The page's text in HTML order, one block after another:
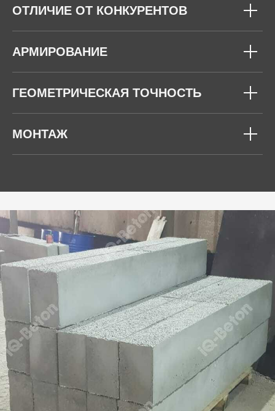
ОТЛИЧИЕ ОТ КОНКУРЕНТОВ
АРМИРОВАНИЕ
ГЕОМЕТРИЧЕСКАЯ ТОЧНОСТЬ
МОНТАЖ